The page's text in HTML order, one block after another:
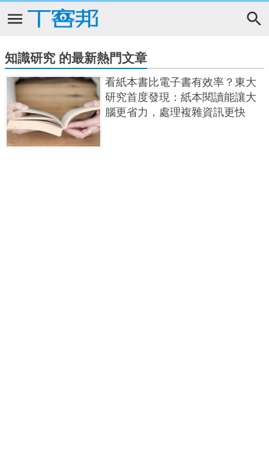
知識研究 的最新熱門文章
看紙本書比電子書有效率？東大
研究首度發現：紙本閱讀能讓大
腦更省力，處理複雜資訊更快